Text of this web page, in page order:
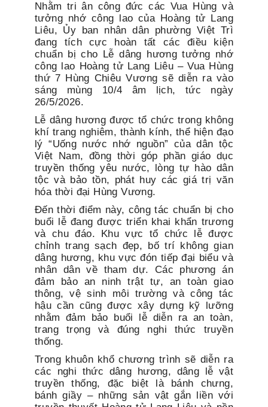
Nhằm tri ân công đức các Vua Hùng và
tưởng nhớ công lao của Hoàng tử Lang
Liêu, Ủy ban nhân dân phường Việt Trì
đang tích cực hoàn tất các điều kiện
chuẩn bị cho Lễ dâng hương tưởng nhớ
công lao Hoàng tử Lang Liêu – Vua Hùng
thứ 7 Hùng Chiêu Vương sẽ diễn ra vào
sáng mùng 10/4 âm lịch, tức ngày
26/5/2026.
Lễ dâng hương được tổ chức trong không
khí trang nghiêm, thành kính, thể hiện đạo
lý “Uống nước nhớ nguồn” của dân tộc
Việt Nam, đồng thời góp phần giáo dục
truyền thống yêu nước, lòng tự hào dân
tộc và bảo tồn, phát huy các giá trị văn
hóa thời đại Hùng Vương.
Đến thời điểm này, công tác chuẩn bị cho
buổi lễ đang được triển khai khẩn trương
và chu đáo. Khu vực tổ chức lễ được
chỉnh trang sạch đẹp, bố trí không gian
dâng hương, khu vực đón tiếp đại biểu và
nhân dân về tham dự. Các phương án
đảm bảo an ninh trật tự, an toàn giao
thông, vệ sinh môi trường và công tác
hậu cần cũng được xây dựng kỹ lưỡng
nhằm đảm bảo buổi lễ diễn ra an toàn,
trang trọng và đúng nghi thức truyền
thống.
Trong khuôn khổ chương trình sẽ diễn ra
các nghi thức dâng hương, dâng lễ vật
truyền thống, đặc biệt là bánh chưng,
bánh giầy – những sản vật gắn liền với